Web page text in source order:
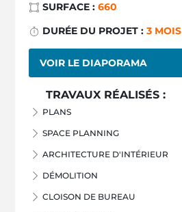
SURFACE :660
DURÉE DU PROJET :3 MOIS
VOIR LE DIAPORAMA
TRAVAUX RÉALISÉS :
PLANS
SPACE PLANNING
ARCHITECTURE D'INTÉRIEUR
DÉMOLITION
CLOISON DE BUREAU